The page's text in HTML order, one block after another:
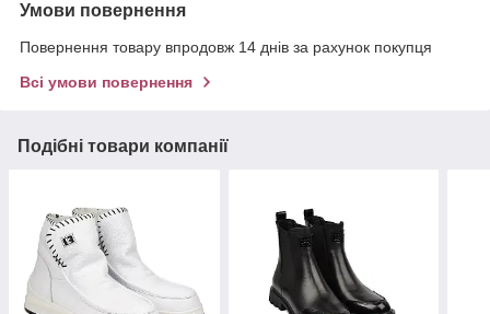
Умови повернення
Повернення товару впродовж 14 днів за рахунок покупця
Всі умови повернення
Подібні товари компанії